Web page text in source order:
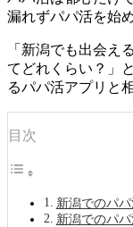
漏れずパパ活を始
「新潟でも出会え
てどれくらい？」
るパパ活アプリと
目次
新潟でのパ
新潟でのパ